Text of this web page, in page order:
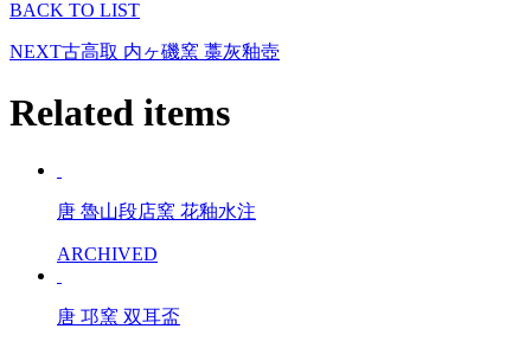
BACK TO LIST
NEXT古高取 内ヶ磯窯 藁灰釉壺
Related items
唐 魯山段店窯 花釉水注
ARCHIVED
唐 邛窯 双耳盃